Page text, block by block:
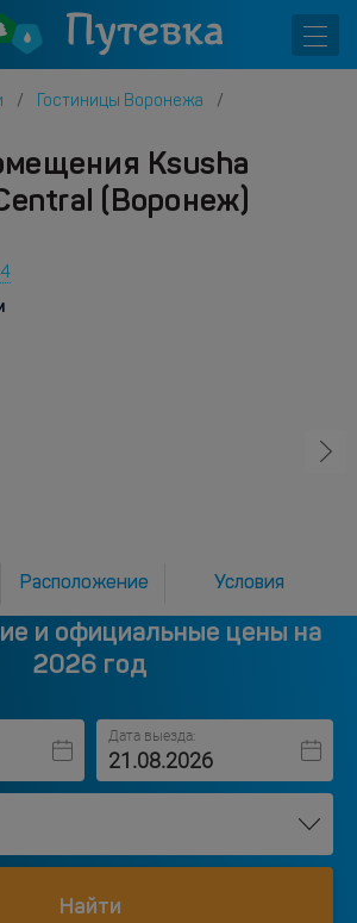
Гостиницы Воронежа
Ksusha
(Воронеж)
Расположение Условия
и официальные цены на
2026 год
Дата выезда:
Найти